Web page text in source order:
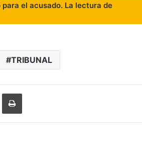
el acusado. La lectura de
TRIBUNAL
vía email Imprimir